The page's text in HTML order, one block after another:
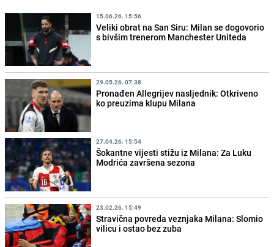
15.06.26. 15:56
Veliki obrat na San Siru: Milan se dogovorio
s bivšim trenerom Manchester Uniteda
29.05.26. 07:38
Pronađen Allegrijev nasljednik: Otkriveno
ko preuzima klupu Milana
27.04.26. 15:54
Šokantne vijesti stižu iz Milana: Za Luku
Modrića završena sezona
23.02.26. 15:49
Stravična povreda veznjaka Milana: Slomio
vilicu i ostao bez zuba